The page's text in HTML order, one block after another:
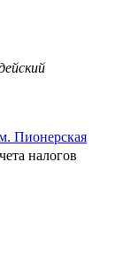
Пионерская
налогов